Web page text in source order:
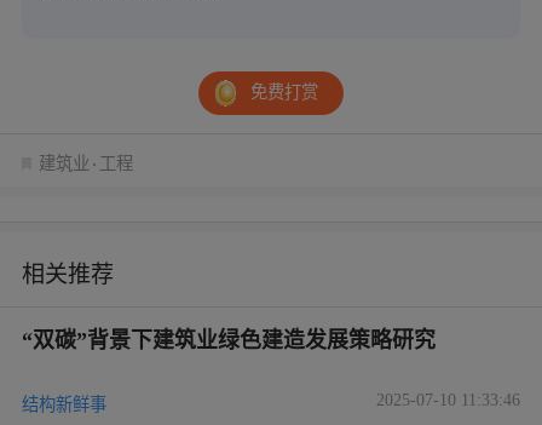
免费打赏
建筑业 工程
相关推荐
“双碳”背景下建筑业绿色建造发展策略研究
结构新鲜事 2025-07-10 11:33:46